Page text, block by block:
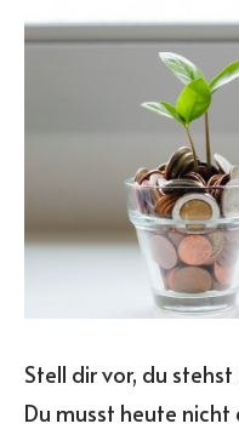
Stell dir vor, du
Du musst heute